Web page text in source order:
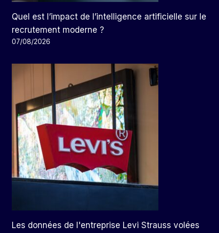
Quel est l’impact de l’intelligence artificielle sur le
recrutement moderne ?
07/08/2026
Les données de l'entreprise Levi Strauss volées